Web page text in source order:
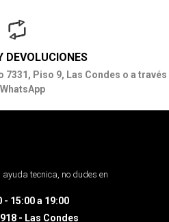
DEVOLUCIONES
7331, Piso 9, Las Condes o a través
tecnica, no dudes en
- 15:00 a 19:00
- Las Condes